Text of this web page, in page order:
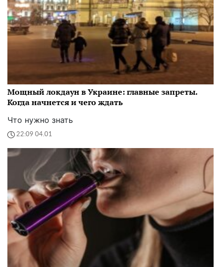
Мощный локдаун в Украине: главные запреты.
Когда начнется и чего ждать
Что нужно знать
22:09 04.01